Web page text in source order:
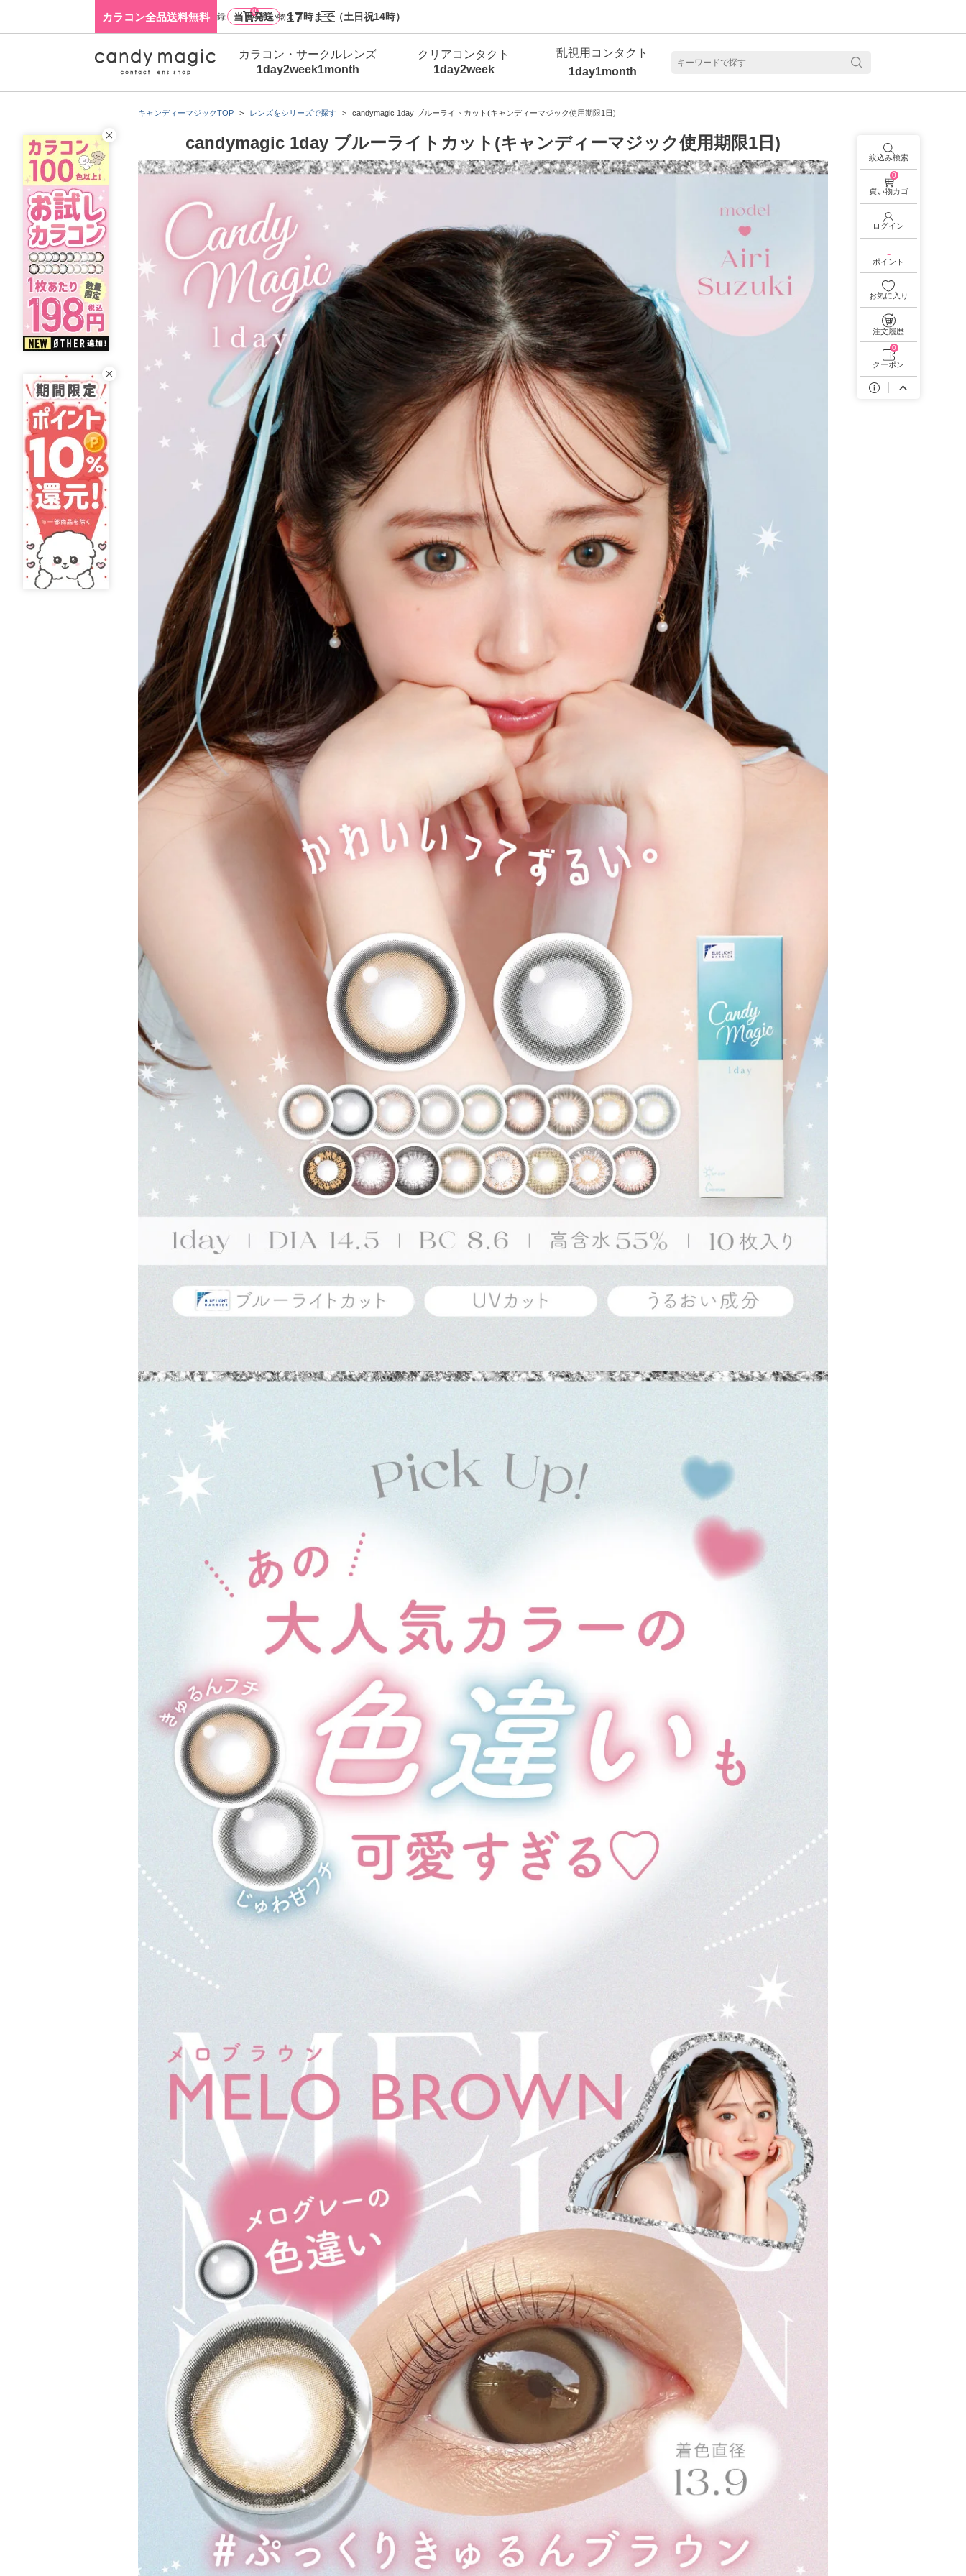
カラコン全品送料無料 当日発送 17時まで（土日祝14時）
キャンディーマジックTOP レンズをシリーズで探す candymagic 1day ブルーライトカット(キャンディーマジック使用期限1日)
candymagic 1day ブルーライトカット(キャンディーマジック使用期限1日)
ログイン・新規会員登録
0
買い物カゴ
カラコン・サークルレンズ
1day2week1month
クリアコンタクト
1day2week
乱視用コンタクト
1day1month
絞込み検索
0
買い物カゴ
ログイン
-
ポイント
お気に入り
注文履歴
0
クーポン
新商品
カラコン・サークルレンズ 1day 商品一覧を見る
乱視用カラコン 1day商品一覧を見る
遠近両用カラコン 1day商品一覧を見る
カラコン・サークルレンズ 2week商品一覧を見る
新商品
カラコン・サークルレンズ 1month商品一覧を見る
クリアコンタクトレンズ 1day 商品一覧を見る 乱視用カラコン 1day商品一覧を見る
クリアコンタクトレンズ 2week 商品一覧を見る
新商品
乱視用カラコン 1day商品一覧を見る
乱視用カラコン 1month商品一覧を見る